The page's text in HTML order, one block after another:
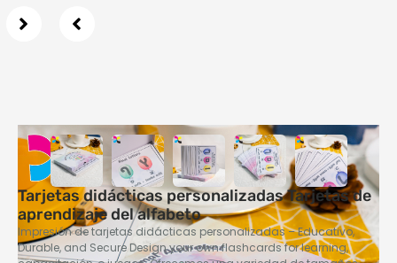
Tarjetas didácticas personalizadas Tarjetas de
aprendizaje del alfabeto
Impresión de tarjetas didácticas personalizadas – Educativo,
Durable, and Secure Design your own flashcards for learning,